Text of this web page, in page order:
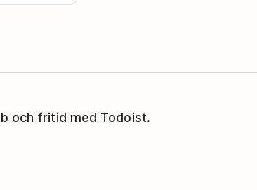
och fritid med Todoist.